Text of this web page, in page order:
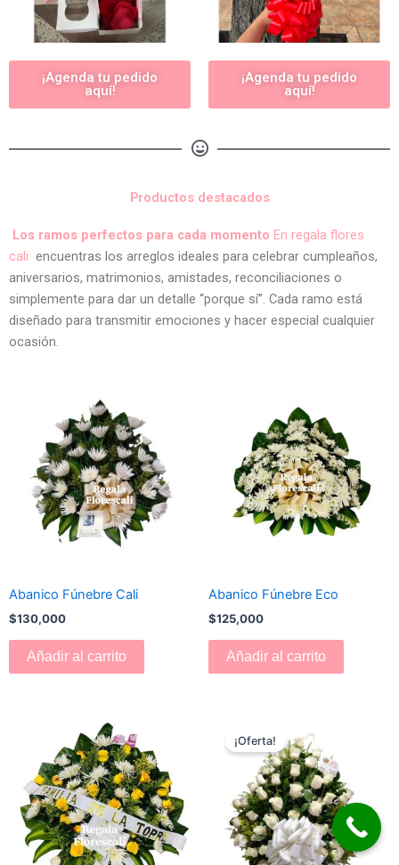
¡Agenda tu pedido
aquí!
¡Agenda tu pedido
aquí!
Productos destacados
Los ramos perfectos para cada momento En regala flores
cali encuentras los arreglos ideales para celebrar cumpleaños,
aniversarios, matrimonios, amistades, reconciliaciones o
simplemente para dar un detalle “porque sí”. Cada ramo está
diseñado para transmitir emociones y hacer especial cualquier
ocasión.
Abanico Fúnebre Cali
$130,000
Añadir al carrito
Abanico Fúnebre Eco
$125,000
Añadir al carrito
¡Oferta!precio
original
era:
$180,000.
es:
$170,000.